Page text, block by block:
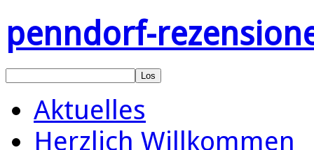
penndorf-
Aktuelles
Herzlich Willkommen